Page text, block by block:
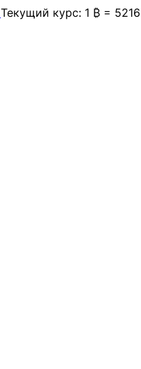
Текущий курс: 1 ₿ =